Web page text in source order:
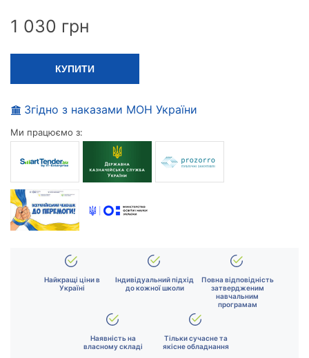
1 030 грн
КУПИТИ
Згідно з наказами МОН України
Ми працюємо з:
Найкращі ціни в
Україні
Індивідуальний підхід
до кожної школи
Повна відповідність
затвердженим
навчальним
програмам
Наявність на
власному складі
Тільки сучасне та
якісне обладнання